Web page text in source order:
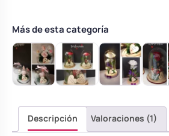
floral coche
Modelo
7
cantidad
Más de esta categoría
Descripción Valoraciones (1)